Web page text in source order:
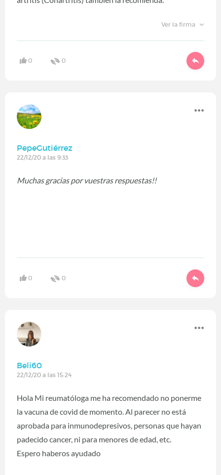
Ver la firma
0 0
PepeGutiérrez
22/12/20 a las 9:33
Muchas gracias por vuestras respuestas!!
0 0
Beli60
22/12/20 a las 15:24
Hola Mi reumatóloga me ha recomendado no ponerme
la vacuna de covid de momento. Al parecer no está
aprobada para inmunodepresivos, personas que hayan
padecido cancer, ni para menores de edad, etc.
Espero haberos ayudado